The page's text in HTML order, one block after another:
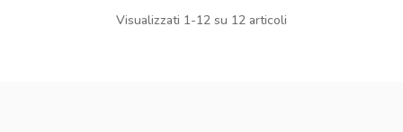
Visualizzati 1-12 su 12 articoli